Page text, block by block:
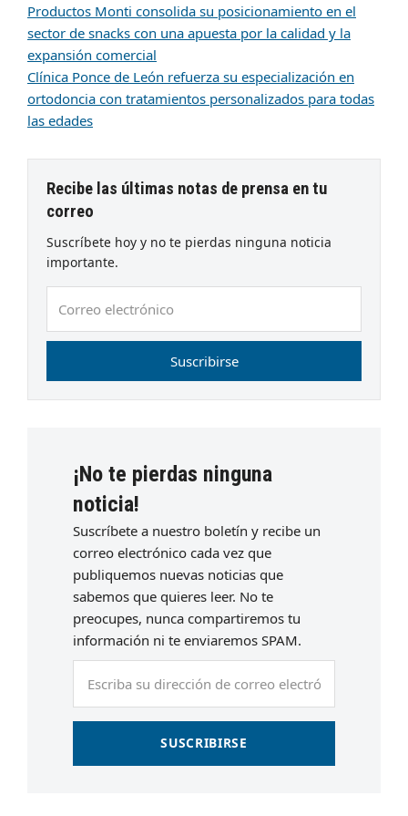
Productos Monti consolida su posicionamiento en el
sector de snacks con una apuesta por la calidad y la
expansión comercial
Clínica Ponce de León refuerza su especialización en
ortodoncia con tratamientos personalizados para todas
las edades
Recibe las últimas notas de prensa en tu
correo
Suscríbete hoy y no te pierdas ninguna noticia
importante.
electrónico
Suscribirse
¡No te pierdas ninguna
noticia!
Suscríbete a nuestro boletín y recibe un
correo electrónico cada vez que
publiquemos nuevas noticias que
sabemos que quieres leer. No te
preocupes, nunca compartiremos tu
información ni te enviaremos SPAM.
SUSCRIBIRSE